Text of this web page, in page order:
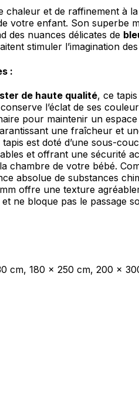
et de raffinement à
votre enfant. Son superbe
des nuances délicates de
stimuler l’imagination
:
de haute qualité, ce
l’éclat de ses
pour maintenir un
une fraîcheur et
tapis est doté d’une sous-
et offrant une sécurité
chambre de votre bébé.
absolue de substances
mm offre une texture
ne bloque pas le passage
cm, 180 x 250 cm, 200 x
pour les fonctions de base du
d'identifier personnellement un
permettent au site de se souvenir des
la région dans laquelle vous vous
propriétaires de sites web à
anonyme.
pour suivre les utilisateurs sur les
et, par conséquent, plus